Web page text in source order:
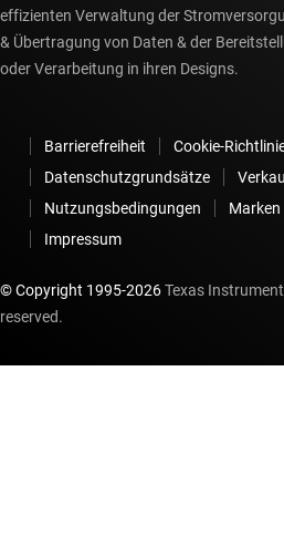
effizienten Verwaltung der
& Übertragung von Daten & der
oder Verarbeitung in ihren Designs.
Barrierefreiheit
Cookie-
Datenschutzgrundsätze
Nutzungsbedingungen
Marken
Impressum
© Copyright 1995-2026Texas
reserved.